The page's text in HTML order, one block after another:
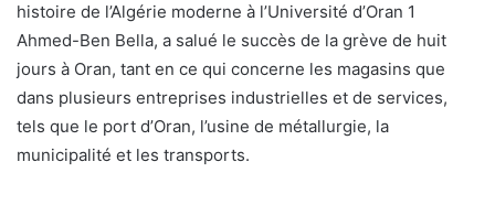
histoire de l’Algérie moderne à l’Université d’Oran 1
Ahmed-Ben Bella, a salué le succès de la grève de huit
jours à Oran, tant en ce qui concerne les magasins que
dans plusieurs entreprises industrielles et de services,
tels que le port d’Oran, l’usine de métallurgie, la
municipalité et les transports.